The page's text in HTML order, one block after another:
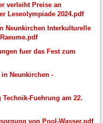
verleiht Preise an
Leseolympiade 2024.pdf
Neunkirchen Interkulturelle
fuer das Fest zum
Neunkirchen -
Technik-Fuehrung am 22.
von Pool-Wasser.pdf